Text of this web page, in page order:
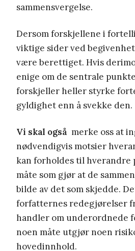
sammensvergelse.
Dersom forskjellene i
viktige sider ved
være berettiget. Hvis
enige om de sentrale
forskjeller heller styrke
gyldighet enn å svekke den.
Vi skal også merke oss at
nødvendigvis motsier
kan forholdes til hverandre
måte som gjør at de
bilde av det som skjedde.
forfatternes redegjørelser
handler om underordnede
noen måte utgjør noen
hovedinnhold.